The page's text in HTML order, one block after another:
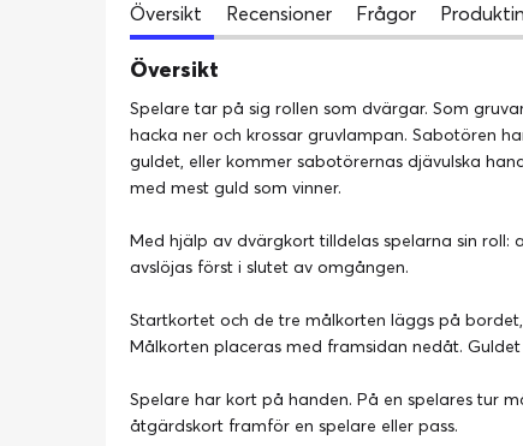
Översikt Recensioner Frågor
Översikt
Spelare tar på sig rollen som dvärgar. Som
hacka ner och krossar gruvlampan. Sabotören
guldet, eller kommer sabotörernas djävulska
med mest guld som vinner.
Med hjälp av dvärgkort tilldelas spelarna sin roll:
avslöjas först i slutet av omgången.
Startkortet och de tre målkorten läggs på
Målkorten placeras med framsidan nedåt.
Spelare har kort på handen. På en spelares tur
åtgärdskort framför en spelare eller pass.